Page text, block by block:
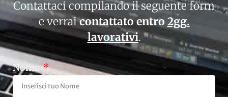
Contattaci compilando il seguente form
e verraicontattato entro 2gg.
lavorativi.
Nome